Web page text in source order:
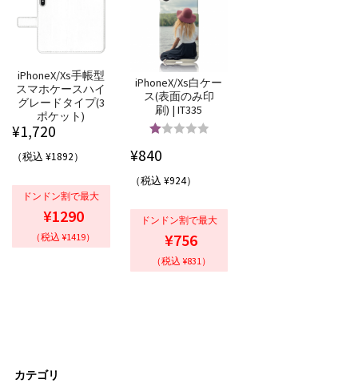
iPhoneX/Xs手帳型
スマホケースハイ
グレードタイプ(3
ポケット)
¥1,720
（税込 ¥1892）
ドンドン割で最大
¥1290
（税込 ¥1419）
iPhoneX/Xs白ケー
ス(表面のみ印
刷) | IT335
¥840
（税込 ¥924）
ドンドン割で最大
¥756
（税込 ¥831）
カテゴリ